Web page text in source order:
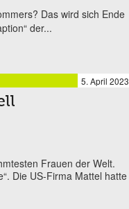
Das wird sich Ende
der...
5. April 2023
Frauen der Welt.
Die US-Firma Mattel hatte